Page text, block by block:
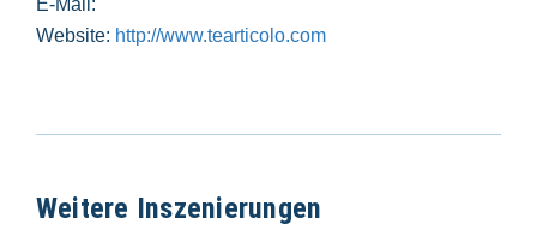
E-Mail:
Website: http://www.tearticolo.com
Weitere Inszenierungen